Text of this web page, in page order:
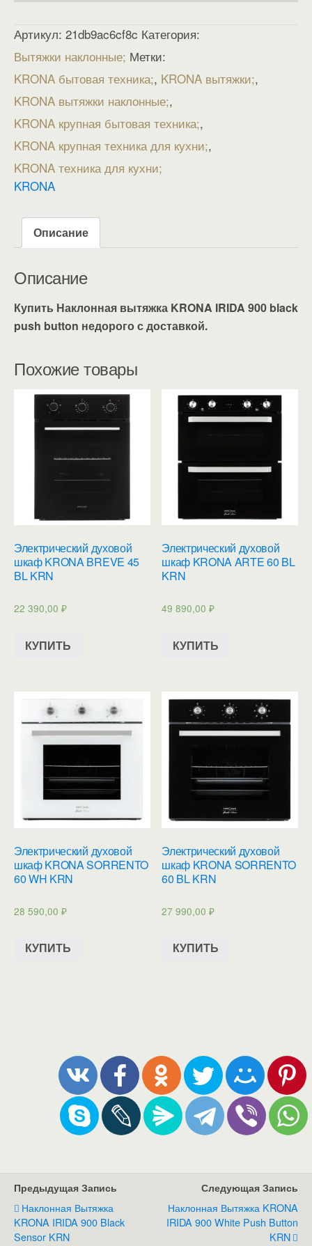
Артикул: 21db9ac6cf8c Категория:
Вытяжки наклонные Метки:
KRONA бытовая техника , KRONA вытяжки ,
KRONA вытяжки наклонные ,
KRONA крупная бытовая техника ,
KRONA крупная техника для кухни ,
KRONA техника для кухни
KRONA
Описание
Описание
Купить Наклонная вытяжка KRONA IRIDA 900 black
push button недорого с доставкой.
Похожие товары
Электрический духовой
шкаф KRONA BREVE 45
BL KRN
22 390,00 ₽
КУПИТЬ
Электрический духовой
шкаф KRONA ARTE 60 BL
KRN
49 890,00₽
КУПИТЬ
Электрический духовой
шкаф KRONA SORRENTO
60 WH KRN
28 590,00 ₽
КУПИТЬ
Электрический духовой
шкаф KRONA SORRENTO
60 BL KRN
27 990,00₽
КУПИТЬ
Предыдущая Запись
Наклонная Вытяжка
KRONA IRIDA 900 Black
Sensor KRN
Следующая Запись
Наклонная Вытяжка KRONA
IRIDA 900 White Push Button
KRN